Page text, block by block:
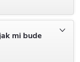
mi bude